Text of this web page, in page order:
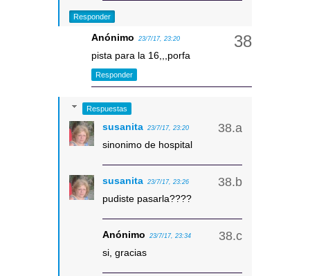
Responder
Anónimo 23/7/17, 23:20
pista para la 16,,,porfa
Responder
Respuestas
susanita 23/7/17, 23:20
sinonimo de hospital
susanita 23/7/17, 23:26
pudiste pasarla????
Anónimo 23/7/17, 23:34
si, gracias